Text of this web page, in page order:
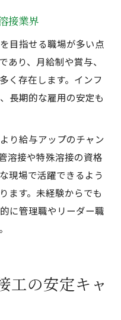
接業界
目指せる職場が多い点
あり、月給制や賞与、
く存在します。インフ
長期的な雇用の安定も
り給与アップのチャン
溶接や特殊溶接の資格
現場で活躍できるよう
ます。未経験からでも
に管理職やリーダー職
工の安定キャ